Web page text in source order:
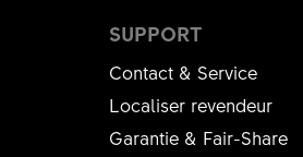
SUPPORT
Contact & Service
Localiser revendeur
Garantie & Fair-Share